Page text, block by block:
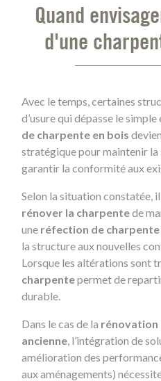
Quand
d'une
Avec le temps, certaines
d’usure qui dépasse le
de charpente en bois
stratégique pour maintenir la
garantir la conformité aux
Selon la situation constatée,
rénover la charpentede
une réfection de charpente
la structure aux nouvelles
Lorsque les altérations sont
charpentepermet de
durable.
Dans le cas de la rénovation
ancienne, l’intégration de
amélioration des
aux aménagements)